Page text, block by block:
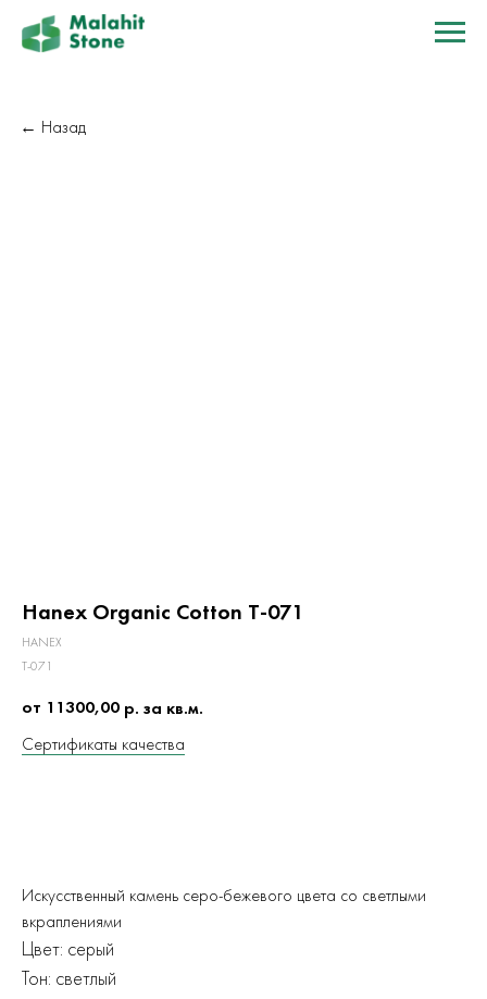
← Назад
Hanex Organic Cotton T-071
HANEX
T-071
от 11300,00 р. за кв.м.
Сертификаты качества
Искусственный камень серо-бежевого цвета со светлыми
вкраплениями
Цвет: серый
Тон: светлый